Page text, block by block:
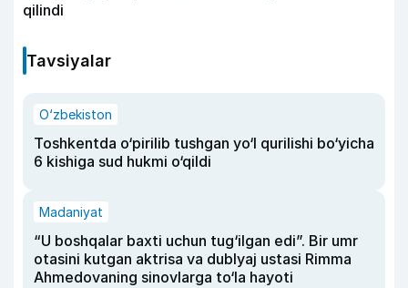
qilindi
Tavsiyalar
O‘zbekiston
Toshkentda o‘pirilib tushgan yo‘l qurilishi bo‘yicha
6 kishiga sud hukmi o‘qildi
Madaniyat
“U boshqalar baxti uchun tug‘ilgan edi”. Bir umr
otasini kutgan aktrisa va dublyaj ustasi Rimma
Ahmedovaning sinovlarga to‘la hayoti